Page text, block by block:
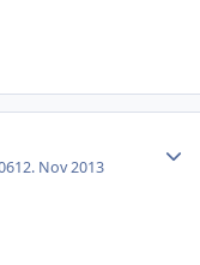
12. Nov 2013